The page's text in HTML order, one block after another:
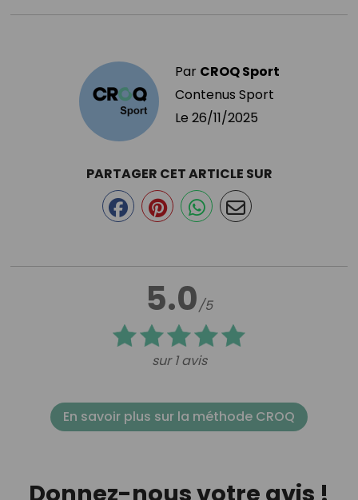
Par CROQ Sport
Contenus Sport
Le 26/11/2025
5.0/5
sur 1 avis
PARTAGER CET ARTICLE SUR
En savoir plus sur la méthode CROQ
Donnez-nous votre avis !